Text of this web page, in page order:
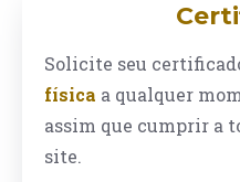
Solicite seu
física a qualquer
assim que cumprir a
site.